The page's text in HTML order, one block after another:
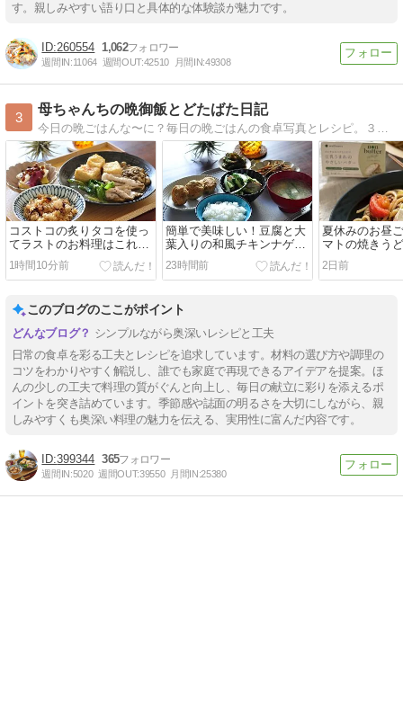
す。親しみやすい語り口と具体的な体験談が魅力です。
260554 1,062
週間IN:11064 週間OUT:42510 月間IN:49308
3
母ちゃんちの晩御飯とどたばた日記
今日の晩ごはんな〜に？毎日の晩ごはんの食卓写真とレシピ。３兄妹（もうみんな大人ですが全員同居中）＋ラブラドールレトリバーのメイの毎日です。
コストコの炙りタコを使っ
てラストのお料理はこれ！
と2日分晩ごはんは【和定
食】と【スパイスキーマカ
レー】
1時間10分前
簡単で美味しい！豆腐と大
葉入りの和風チキンナゲッ
トで晩ごはん
23時間前
夏休みのお昼
マトの焼きう
ーホワイトの
きコストコ祭
2日前
このブログのここがポイント
シンプルながら奥深いレシピと工夫
日常の食卓を彩る工夫とレシピを追求しています。材料の選び方や調理の
コツをわかりやすく解説し、誰でも家庭で再現できるアイデアを提案。ほ
んの少しの工夫で料理の質がぐんと向上し、毎日の献立に彩りを添えるポ
イントを突き詰めています。季節感や誌面の明るさを大切にしながら、親
しみやすくも奥深い料理の魅力を伝える、実用性に富んだ内容です。
399344 365
週間IN:5020 週間OUT:39550 月間IN:25380